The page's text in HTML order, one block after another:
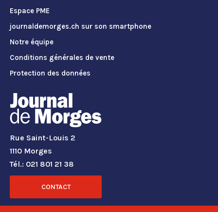
Espace PME
journaldemorges.ch sur son smartphone
Notre équipe
Conditions générales de vente
Protection des données
Rue Saint-Louis 2
1110 Morges
Tél.: 021 801 21 38
CONTACT